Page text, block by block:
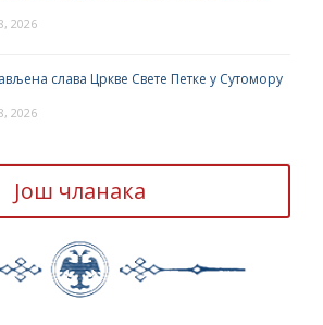
2026
слава Цркве Свете Петке у Сутомору
2026
Још чланака